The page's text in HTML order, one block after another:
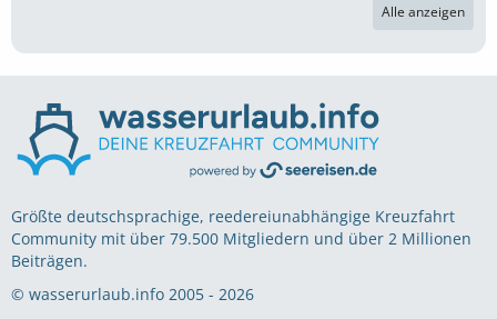
Alle anzeigen
Größte deutschsprachige, reedereiunabhängige Kreuzfahrt
Community mit über 79.500 Mitgliedern und über 2 Millionen
Beiträgen.
© wasserurlaub.info 2005 - 2026